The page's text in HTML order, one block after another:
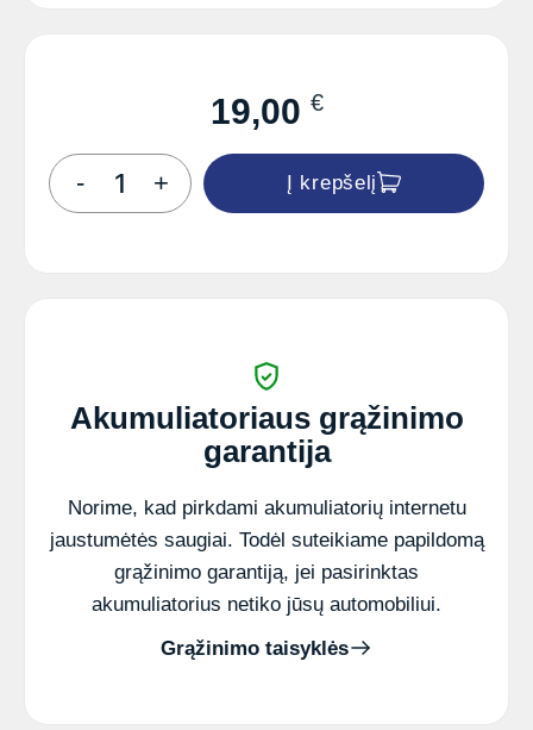
19,00 €
-
produkto
kiekis:
INTACT
+ Į krepšelį
Akumuliatoriaus grąžinimo
garantija
Norime, kad pirkdami akumuliatorių internetu
jaustumėtės saugiai. Todėl suteikiame papildomą
grąžinimo garantiją, jei pasirinktas
akumuliatorius netiko jūsų automobiliui.
Grąžinimo taisyklės